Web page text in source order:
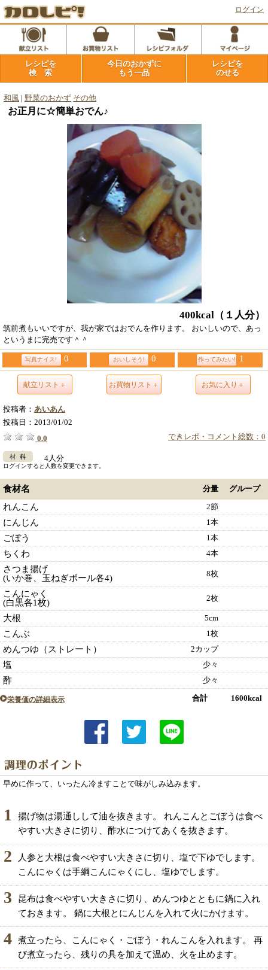
ログイン
レシピを
検 索
今日のおかずに
もう一品
レシピを
のせる
和風 野菜のおかず その他
お正月に☆簡単おでん♪
400kcal （１人分）
筑前煮もいいですが、我が家ではおでんを作ります。 おいしいので、あっ
というまに完売です＾＾
写真ナイス! 0 おいしそう! 0 作ってみたい! 1
献立リスト＋ お買物リスト＋ お気に入り＋
投稿者： あいあん
投稿日： 2013/01/02
できレポ・コメント総数：0
0.0
4人分
ログインすると人数を変更できます。
食材名 分量 グループ
れんこん 2節
にんじん 1本
ごぼう 1本
ちくわ 4本
さつま揚げ
(いか巻、玉ねぎボール各4)
8枚
こんにゃく
(白黒各1枚)
2枚
大根 5cm
こんぶ 1枚
めんつゆ（ストレート） 2カップ
塩 少々
酢 少々
栄養価の詳細表示 合計 1600kcal
早めに作って、いったん冷ますことで味がしみ込みます。
1
揚げ物は湯通しして油を抜きます。 れんこんとごぼうは食べ
やすい大きさに切り、酢水につけてあくを抜きます。
2
人参と大根は食べやすい大きさに切り、塩で下ゆでします。
こんにゃくは手綱こんにゃくにし、塩ゆでします。
3
昆布は食べやすい大きさに切り、めんつゆとともに鍋に入れ
ておきます。 鍋に大根とにんじんを入れて火にかけます。
4
煮立ったら、こんにゃく・ごぼう・れんこんを入れます。 再
び煮立ったら、残りの具を加えて温め、火を止めます。